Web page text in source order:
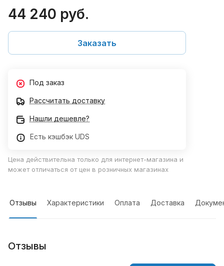
44 240 руб.
Заказать
Под заказ
Рассчитать доставку
Нашли дешевле?
Есть кэшбэк UDS
Цена действительна только для интернет-магазина и
может отличаться от цен в розничных магазинах
Отзывы Характеристики Оплата Доставка
Отзывы